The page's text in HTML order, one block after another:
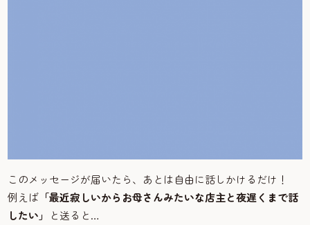
このメッセージが届いたら、あとは自由に話しかけるだけ！
例えば 「最近寂しいからお母さんみたいな店主と夜遅くまで話
したい」
と送ると…